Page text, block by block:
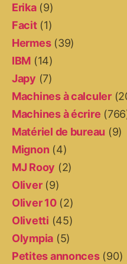
Erika(9)
Facit(1)
Hermes(39)
IBM (14)
Japy (7)
Machines à calculer
Machines à écrire
Matériel de bureau (9)
Mignon (4)
MJ Rooy (2)
Oliver(9)
Oliver 10(2)
Olivetti (45)
Olympia (5)
Petites annonces(90)